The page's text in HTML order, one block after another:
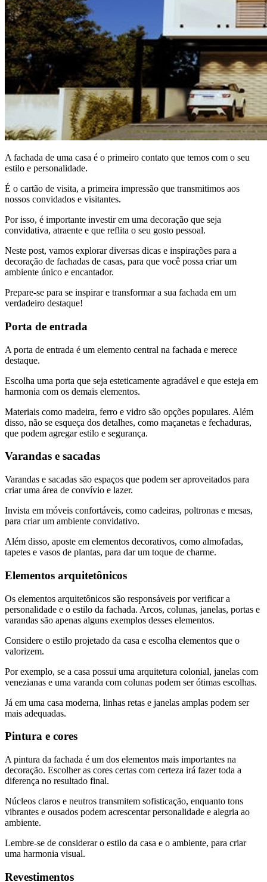
A fachada de uma casa é o primeiro contato que temos com o seu
estilo e personalidade.
É o cartão de visita, a primeira impressão que transmitimos aos
nossos convidados e visitantes.
Por isso, é importante investir em uma decoração que seja
convidativa, atraente e que reflita o seu gosto pessoal.
Neste post, vamos explorar diversas dicas e inspirações para a
decoração de fachadas de casas, para que você possa criar um
ambiente único e encantador.
Prepare-se para se inspirar e transformar a sua fachada em um
verdadeiro destaque!
Porta de entrada
A porta de entrada é um elemento central na fachada e merece
destaque.
Escolha uma porta que seja esteticamente agradável e que esteja em
harmonia com os demais elementos.
Materiais como madeira, ferro e vidro são opções populares. Além
disso, não se esqueça dos detalhes, como maçanetas e fechaduras,
que podem agregar estilo e segurança.
Varandas e sacadas
Varandas e sacadas são espaços que podem ser aproveitados para
criar uma área de convívio e lazer.
Invista em móveis confortáveis, como cadeiras, poltronas e mesas,
para criar um ambiente convidativo.
Além disso, aposte em elementos decorativos, como almofadas,
tapetes e vasos de plantas, para dar um toque de charme.
Elementos arquitetônicos
Os elementos arquitetônicos são responsáveis ​​por verificar a
personalidade e o estilo da fachada. Arcos, colunas, janelas, portas e
varandas são apenas alguns exemplos desses elementos.
Considere o estilo projetado da casa e escolha elementos que o
valorizem.
Por exemplo, se a casa possui uma arquitetura colonial, janelas com
venezianas e uma varanda com colunas podem ser ótimas escolhas.
Já em uma casa moderna, linhas retas e janelas amplas podem ser
mais adequadas.
Pintura e cores
A pintura da fachada é um dos elementos mais importantes na
decoração. Escolher as cores certas com certeza irá fazer toda a
diferença no resultado final.
Núcleos claros e neutros transmitem sofisticação, enquanto tons
vibrantes e ousados ​​podem acrescentar personalidade e alegria ao
ambiente.
Lembre-se de considerar o estilo da casa e o ambiente, para criar
uma harmonia visual.
Revestimentos